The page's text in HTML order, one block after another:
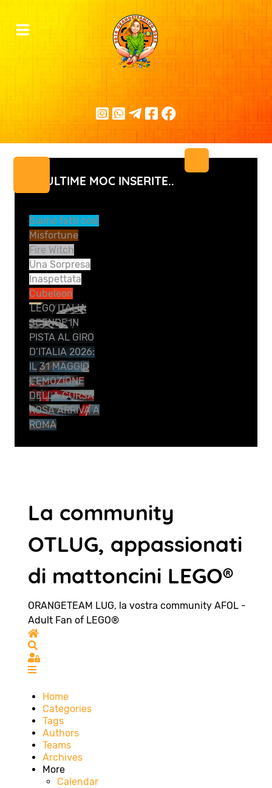
LE ULTIME MOC INSERITE..
Siamo fatti così
Misfortune
Fire Witch
Una Sorpresa
Inaspettata
Cubeleon
LEGO ITALIA
SCENDE IN
PISTA AL GIRO
D’ITALIA 2026:
IL 31 MAGGIO
L’EMOZIONE
DELLA CORSA
ROSA ARRIVA A
ROMA
La community
OTLUG, appassionati
di mattoncini LEGO®
ORANGETEAM LUG, la vostra community AFOL -
Adult Fan of LEGO®
Home
Sign In
Home
Categories
Tags
Authors
Teams
Archives
More
Calendar